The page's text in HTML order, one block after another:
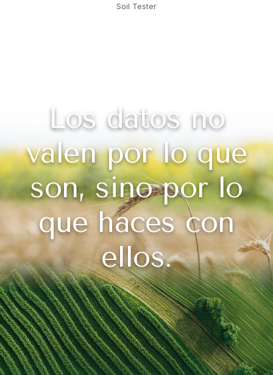
Soil Tester
Los datos no
valen por lo que
son, sino por lo
que haces con
ellos.